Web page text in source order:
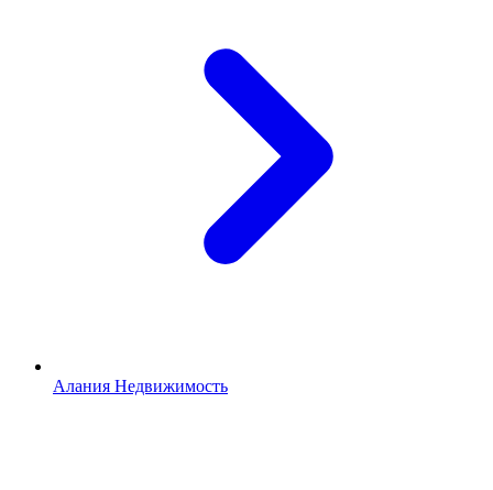
Алания Недвижимость